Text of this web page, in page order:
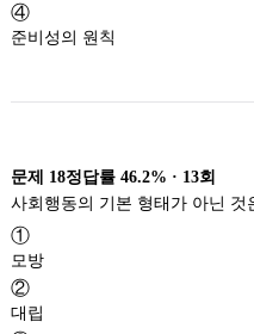
④
준비성의 원칙
문제 18정답률 46.2% · 13회
사회행동의 기본 형태가 아닌 것
①
모방
②
대립